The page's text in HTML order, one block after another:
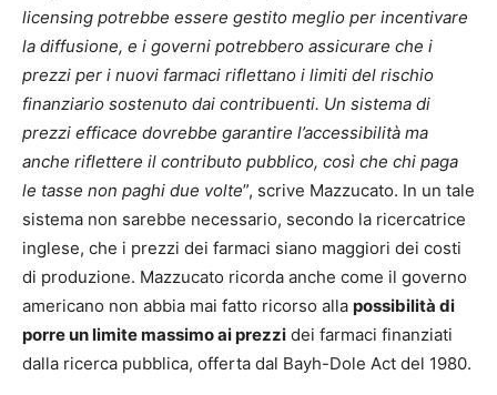
licensing potrebbe essere gestito meglio per incentivare
la diffusione, e i governi potrebbero assicurare che i
prezzi per i nuovi farmaci riflettano i limiti del rischio
finanziario sostenuto dai contribuenti. Un sistema di
prezzi efficace dovrebbe garantire l’accessibilità ma
anche riflettere il contributo pubblico, così che chi paga
le tasse non paghi due volte”, scrive Mazzucato. In un tale
sistema non sarebbe necessario, secondo la ricercatrice
inglese, che i prezzi dei farmaci siano maggiori dei costi
di produzione. Mazzucato ricorda anche come il governo
americano non abbia mai fatto ricorso alla possibilità di
porre un limite massimo ai prezzi dei farmaci finanziati
dalla ricerca pubblica, offerta dal Bayh-Dole Act del 1980.